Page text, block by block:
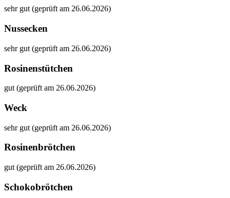
sehr gut (geprüft am 26.06.2026)
Nussecken
sehr gut (geprüft am 26.06.2026)
Rosinenstütchen
gut (geprüft am 26.06.2026)
Weck
sehr gut (geprüft am 26.06.2026)
Rosinenbrötchen
gut (geprüft am 26.06.2026)
Schokobrötchen